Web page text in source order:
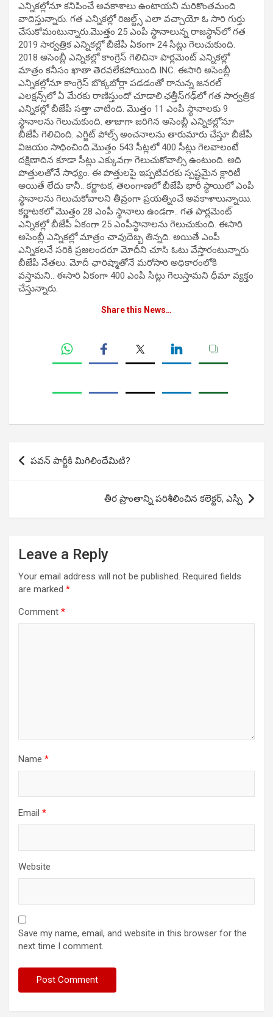
ఎన్నికల్లోనూ కనిపించే అవకాశాలు ఉంటాయని మరికొంతమంది
వాదిస్తున్నారు. గత ఎన్నికల్లో రిజల్ట్స్‌ ఎలా వచ్చాయో ఓ సారి గుర్తు
చేసుకోమంటున్నారు.మొత్తం 25 ఎంపీ స్థానాలున్న రాజస్థాన్‌లో గత
2019 సార్వత్రిక ఎన్నికల్లో బీజేపీ ఏకంగా 24 సీట్లు గెలుచుకుంది.
2018 అసెంబ్లీ ఎన్నికల్లో కాంగ్రెస్ గెలిచినా పార్లమెంట్‌ ఎన్నికల్లో
మాత్రం కనీసం ఖాతా తెరవలేకపోయింది INC. ఈసారి అసెంబ్లీ
ఎన్నికల్లోనూ కాంగ్రెస్‌ బొక్కబోర్లా పడడంతో రానున్న జనరల్‌
ఎలక్షన్స్‌లో ఏ మేరకు రాణిస్తుందో చూడాలి.ఛత్తీస్‌గఢ్‌లో గత సార్వత్రిక
ఎన్నికల్లో బీజేపీ సత్తా చాటింది. మొత్తం 11 ఎంపీ స్థానాలకు 9
స్థానాలను గెలుచుకుంది. తాజాగా జరిగిన అసెంబ్లీ ఎన్నికల్లోనూ
బీజేపీ గెలిచింది. ఎగ్జిట్ పోల్స్ అంచనాలను తారుమారు చేస్తూ బీజేపీ
విజయం సాధించింది.మొత్తం 543 సీట్లలో 400 సీట్లు గెలవాలంటే
దక్షిణాదిన కూడా సీట్లు ఎక్కువగా గెలుచుకోవాల్సి ఉంటుంది. అది
పొత్తులతోనే సాధ్యం. ఈ పొత్తులపై ఇప్పటివరకు స్పష్టమైన క్లారిటీ
అయితే లేదు కానీ.. కర్ణాటక, తెలంగాణలో బీజేపీ భారీ స్థాయిలో ఎంపీ
స్థానాలను గెలుచుకోవాలని తీవ్రంగా ప్రయత్నించే అవకాశాలున్నాయి.
కర్ణాటకలో మొత్తం 28 ఎంపీ స్థానాలు ఉండగా.. గత పార్లమెంట్
ఎన్నికల్లో బీజేపీ ఏకంగా 25 ఎంపీస్థానాలను గెలుచుకుంది. ఈసారి
అసెంబ్లీ ఎన్నికల్లో మాత్రం చావుదెబ్బ తిన్నది. అయితే ఎంపీ
ఎన్నికలనే సరికి ప్రజలందరూ మోదీని చూసి ఓటు వేస్తారంటున్నారు
బీజేపీ నేతలు. మోదీ ఛారిష్మాతోనే మరోసారి అధికారంలోకి
వస్తామని.. ఈసారి ఏకంగా 400 ఎంపీ సీట్లు గెలుస్తామని ధీమా వ్యక్తం
చేస్తున్నారు.
Share this News…
Post
navigation
పవన్ పార్టీకి మిగిలిందేమిటి?
తీర ప్రాంతాన్ని పరిశీలించిన కలెక్టర్, ఎస్పీ
Leave a Reply
Your email address will not be published. Required fields
are marked *
Comment *
Name *
Email *
Website
Save my name, email, and website in this browser for the
next time I comment.